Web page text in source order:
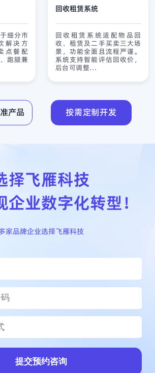
试用 查看详情 免费试用
细分市
解决方
点餐配
跑腿兼
回收租赁系统
回收租赁系统适配物品回
收、租赁及二手买卖三大场
景，功能全面且流程严谨。
系统支持智能评估回收价，
后台可调整...
产品 按需定制开发
择飞雁科技
业数字化转型！
家品牌企业选择飞雁科技
提交预约咨询